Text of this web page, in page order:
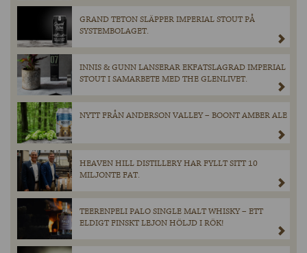
GRAND TETON SLÄPPER IMPERIAL STOUT PÅ
SYSTEMBOLAGET.
INNIS & GUNN LANSERAR EKFATSLAGRAD IMPERIAL
STOUT I SAMARBETE MED THE GLENLIVET.
NYTT FRÅN ANDERSON VALLEY – BOONT AMBER ALE
HEAVEN HILL DISTILLERY HAR FYLLT SITT 10
MILJONTE FAT.
TEERENPELI PALO SINGLE MALT WHISKY – ETT
ELDIGT FINSKT LEJON HÖLJD I RÖK!